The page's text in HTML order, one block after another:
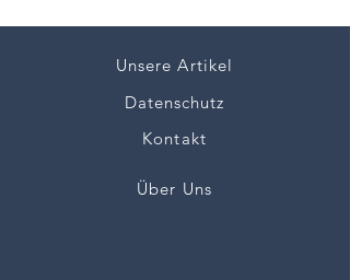
Unsere Artikel
Datenschutz
Kontakt
Über Uns